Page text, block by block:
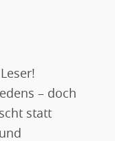
– doch
statt